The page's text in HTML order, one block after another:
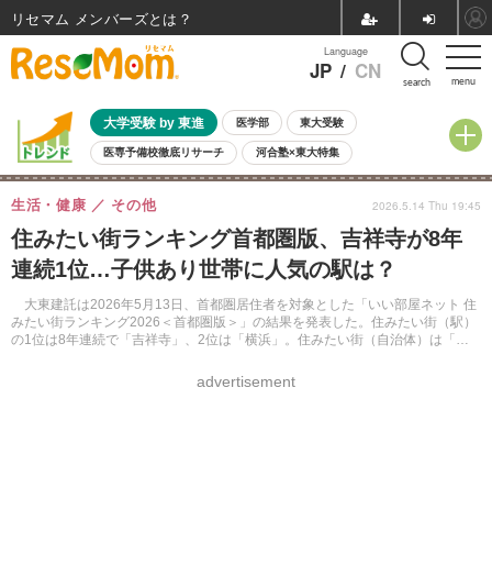
menu
Language
JP / CN search
大学受験 by 東進 医学部 東大受験
医専予備校徹底リサーチ 河合塾×東大特集
親子で考える大学選び 高校受験 中学受験 小学校受験
共通テスト 夏休み
8月開催イベント・WS 全国公立高校 過去問 人気記事
自由研究教材（小学生向け） 自由研究教材（中学生向け） ランキング
住みたい街ランキング首都圏版、吉祥寺が8年
連続1位…子供あり世帯に人気の駅は？
大東建託は2026年5月13日、首都圏居住者を対象とした「いい部屋ネット 住
みたい街ランキング2026＜首都圏版＞」の結果を発表した。住みたい街（駅）
の1位は8年連続で「吉祥寺」、2位は「横浜」。住みたい街（自治体）は「東
生活・健康 その他
advertisement
2026.5.14 Thu 19:45
リセマム メンバーズ